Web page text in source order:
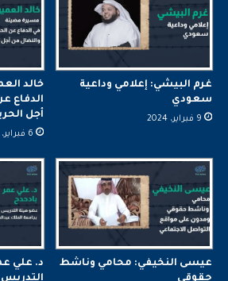
غرم البيشي: إعلامي وداعية
سعودي
9 فبراير، 2024
خالد
الدفاع
أجل
6 فبراير، 2024
عيسى النخيفي: محامي وناشط
د. علي